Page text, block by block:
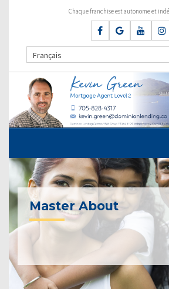
Chaque franchise est autonome et
Français
Master About